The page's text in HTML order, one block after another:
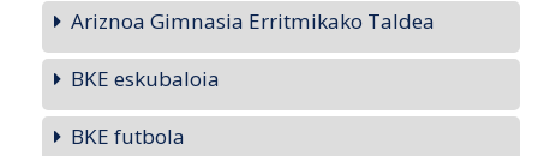
Ariznoa Gimnasia Erritmikako Taldea
BKE eskubaloia
BKE futbola